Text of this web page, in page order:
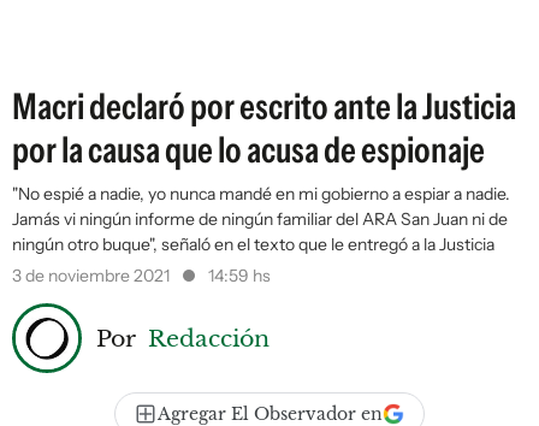
Macri declaró por escrito ante la Justicia
por la causa que lo acusa de espionaje
"No espié a nadie, yo nunca mandé en mi gobierno a espiar a nadie.
Jamás vi ningún informe de ningún familiar del ARA San Juan ni de
ningún otro buque", señaló en el texto que le entregó a la Justicia
3 de noviembre 2021
14:59 hs
Por Redacción
Agregar El Observador en